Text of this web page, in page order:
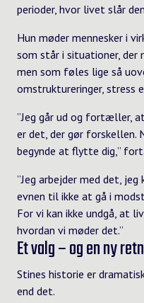
perioder, hvor livet slår
Hun møder mennesker i
som står i situationer, der
men som føles lige så
omstruktureringer, stress
”Jeg går ud og fortæller,
er det, der gør forskellen.
begynde at flytte dig,”
”Jeg arbejder med det,
evnen til ikke at gå i
For vi kan ikke undgå, at
hvordan vi møder det.”
Et valg – og en ny
Stines historie er
end det.